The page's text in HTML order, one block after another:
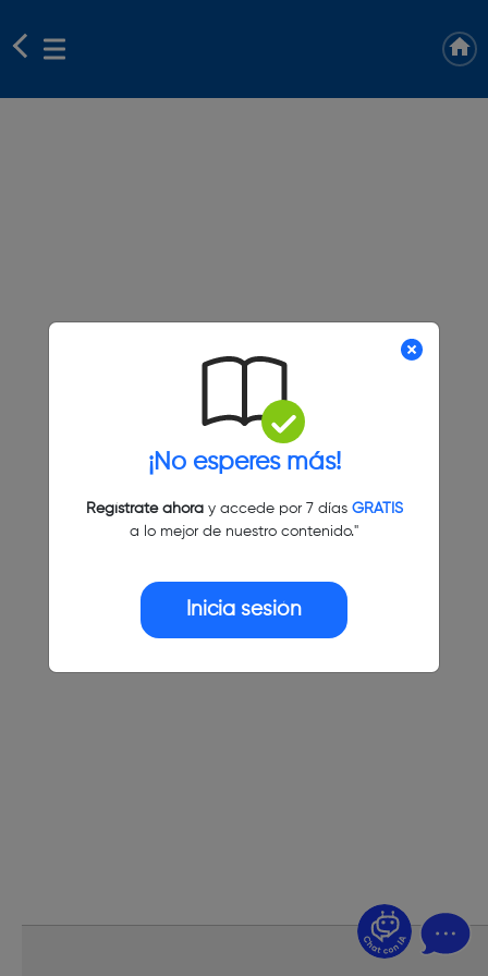
¡No esperes más!
Regístrate ahoray accede por 7 días GRATIS
a lo mejor de nuestro contenido."
Inicia sesión